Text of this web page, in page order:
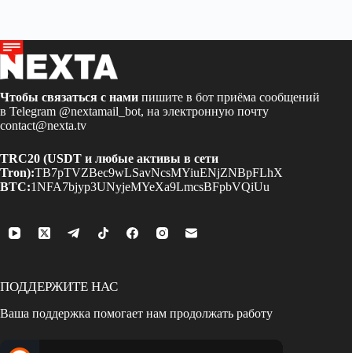
Чтобы связаться с нами пишите в бот приёма сообщений
в Telegram @nextamail_bot, на электронную почту
contact@nexta.tv
TRC20 (USDT и любые активы в сети
Tron):TB7pTVZBec9wLSavNcsMYiuENjZNBpFLhX
BTC:1NFA7bjyp3UNyjeMYeXa9LmcsBFpbVQiUu
ПОДДЕРЖИТЕ НАС
Ваша поддержка помогает нам продолжать работу